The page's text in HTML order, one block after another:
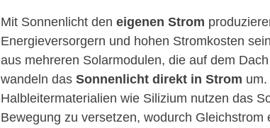
Mit Sonnenlicht den eigenen Strom
Energieversorgern und hohen Stromkosten
aus mehreren Solarmodulen, die auf dem
wandeln das Sonnenlicht direkt in Strom
Halbleitermaterialien wie Silizium nutzen das
Bewegung zu versetzen, wodurch